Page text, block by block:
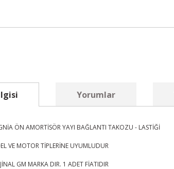
Yorumlar
ÖN AMORTİSÖR YAYI BAĞLANTI TAKOZU - LASTİĞİ
VE MOTOR TİPLERİNE UYUMLUDUR
GM MARKA DIR. 1 ADET FİATIDIR